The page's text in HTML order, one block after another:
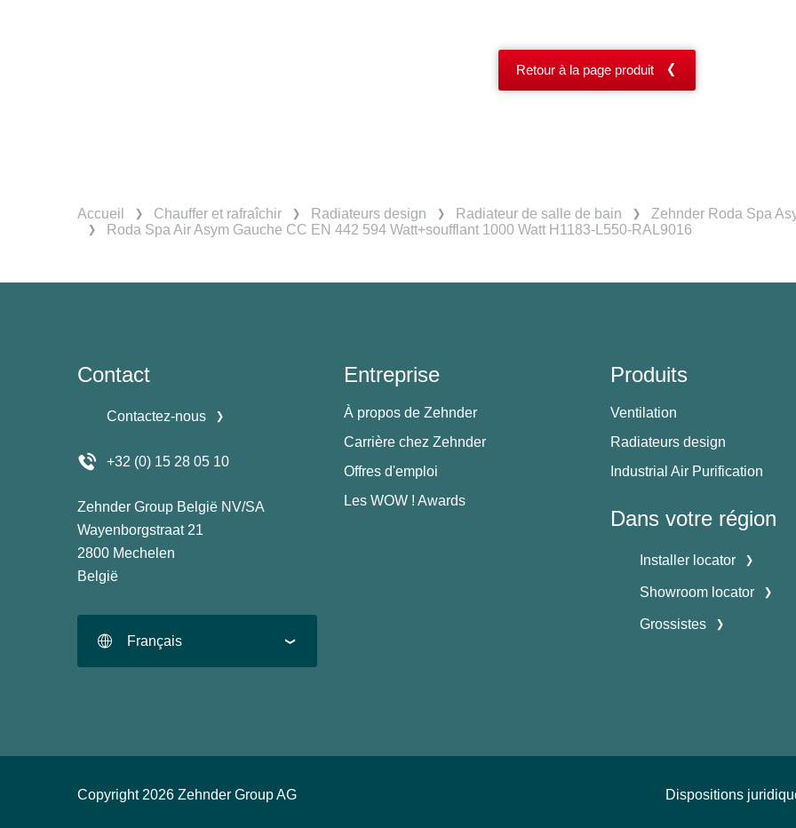
Retour à la page produit
Accueil Chauffer et rafraîchir Radiateurs design Radiateur de salle de bain
Zehnder Roda Spa
Roda Spa Air Asym Gauche CC EN 442 594 Watt+soufflant 1000 Watt H1183-L550-RAL9016
Contact
Contactez-nous
+32 (0) 15 28 05 10
Zehnder Group België NV/SA
Wayenborgstraat 21
2800 Mechelen
België
Français
Entreprise
À propos de Zehnder
Carrière chez Zehnder
Offres d'emploi
Les WOW ! Awards
Produits
Ventilation
Radiateurs design
Industrial Air Purification
Dans votre région
Installer locator
Showroom locator
Grossistes
Copyright 2026 Zehnder Group AG Dispositions